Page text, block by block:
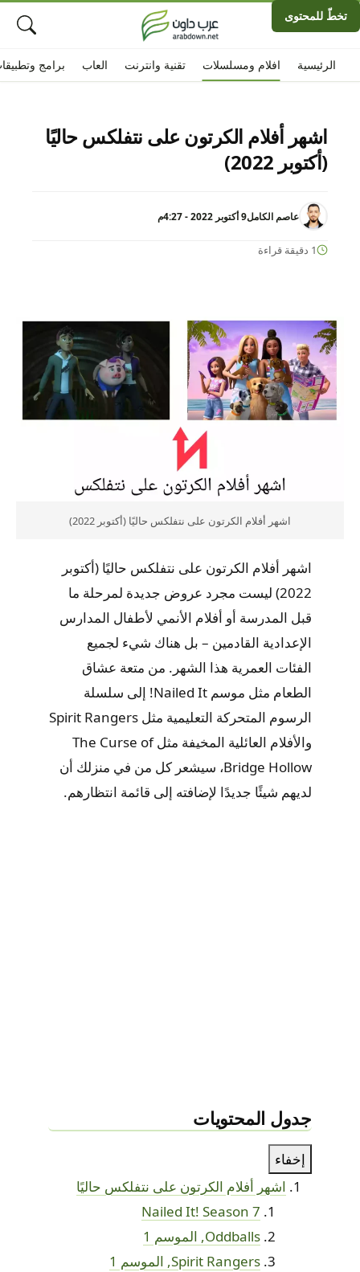
تخطّ للمحتوى
الرئيسية افلام ومسلسلات تقنية وانترنت العاب برامج
اشهر أفلام الكرتون على نتفلكس حاليًا
(أكتوبر 2022)
عاصم الكامل9 أكتوبر 2022 - 4:27م
1 دقيقة قراءة
اشهر أفلام الكرتون على نتفلكس حاليًا (أكتوبر 2022)
اشهر أفلام الكرتون على نتفلكس حاليًا (أكتوبر
2022) ليست مجرد عروض جديدة لمرحلة ما
قبل المدرسة أو أفلام الأنمي لأطفال المدارس
الإعدادية القادمين – بل هناك شيء لجميع
الفئات العمرية هذا الشهر. من متعة عشاق
الطعام مثل موسم Nailed It! إلى سلسلة
الرسوم المتحركة التعليمية مثل Spirit Rangers
والأفلام العائلية المخيفة مثل The Curse of
Bridge Hollow، سيشعر كل من في منزلك أن
لديهم شيئًا جديدًا لإضافته إلى قائمة انتظارهم.
جدول المحتويات
إخفاء
اشهر أفلام الكرتون على نتفلكس حاليًا
Nailed It! Season 7
Oddballs, الموسم 1
Spirit Rangers, الموسم 1